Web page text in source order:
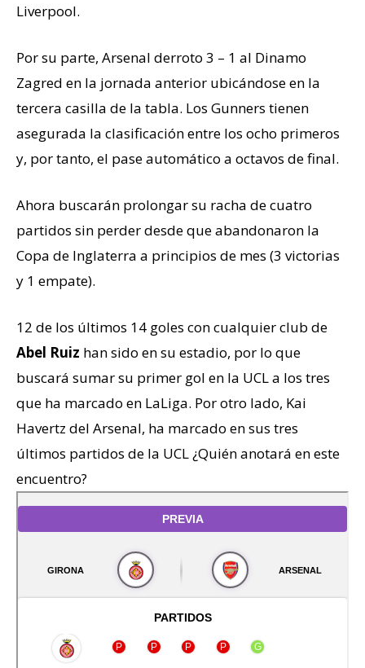
Liverpool.
Por su parte, Arsenal derroto 3 – 1 al Dinamo
Zagred en la jornada anterior ubicándose en la
tercera casilla de la tabla. Los Gunners tienen
asegurada la clasificación entre los ocho primeros
y, por tanto, el pase automático a octavos de final.
Ahora buscarán prolongar su racha de cuatro
partidos sin perder desde que abandonaron la
Copa de Inglaterra a principios de mes (3 victorias
y 1 empate).
12 de los últimos 14 goles con cualquier club de
Abel Ruiz han sido en su estadio, por lo que
buscará sumar su primer gol en la UCL a los tres
que ha marcado en LaLiga. Por otro lado, Kai
Havertz del Arsenal, ha marcado en sus tres
últimos partidos de la UCL ¿Quién anotará en este
encuentro?